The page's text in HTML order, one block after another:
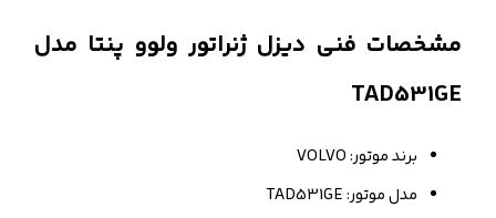
مشخصات فنی دیزل ژنراتور ولوو پنتا مدل
TAD531GE
برند موتور: VOLVO
مدل موتور: TAD531GE